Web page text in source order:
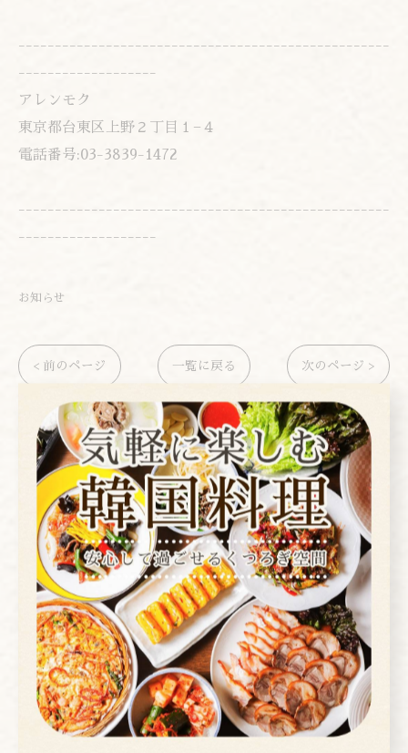
---------------------------------------------------
-------------------
アレンモク
東京都台東区上野２丁目１−４
電話番号:03-3839-1472
---------------------------------------------------
-------------------
お知らせ
< 前のページ 一覧に戻る 次のページ >
カテゴリー Categories
全てのカテゴリー
焼肉
コース
お酒
ランチ
ディナー
店内ビュー
新メニュー